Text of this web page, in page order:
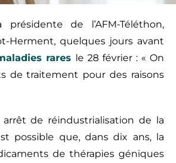
de l’AFM-Téléthon,
Herment, quelques jours avant
rares le 28 février : « On
de traitement pour des raisons
arrêt de réindustrialisation de la
possible que, dans dix ans, la
de thérapies géniques